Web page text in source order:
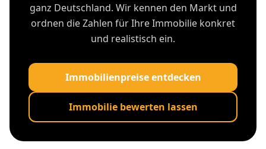
ganz Deutschland. Wir kennen den Markt und
ordnen die Zahlen für Ihre Immobilie konkret
und realistisch ein.
Immobilienpreise entdecken
Immobilie bewerten lassen